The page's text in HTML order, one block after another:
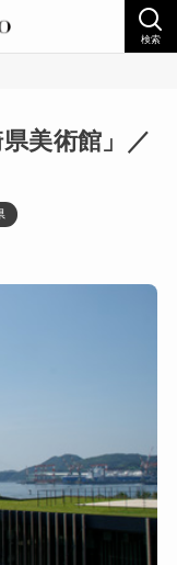
検索
美術館」／